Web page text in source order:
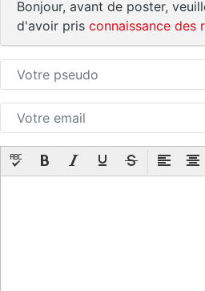
Bonjour, avant de poster,
d'avoir pris connaissance des